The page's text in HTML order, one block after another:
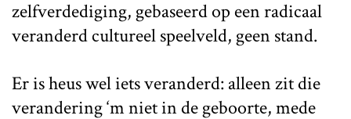
zelfverdediging, gebaseerd op een radicaal
veranderd cultureel speelveld, geen stand.
Er is heus wel iets veranderd: alleen zit die
verandering ‘m niet in de geboorte, mede